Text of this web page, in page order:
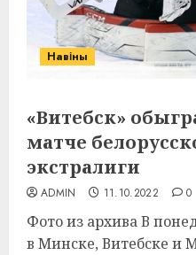
Навіны
«Витебск»
матче
экстралиги
ADMIN 11.10.2022 0
Фото из архива В
в Минске, Витебске и